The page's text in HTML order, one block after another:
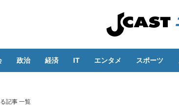
政治 経済 IT エンタメ スポーツ
記事 一覧